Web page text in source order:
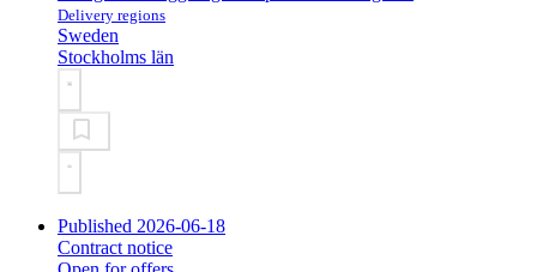
Delivery regions
Sweden
Stockholms län
Published 2026-06-18
Contract notice